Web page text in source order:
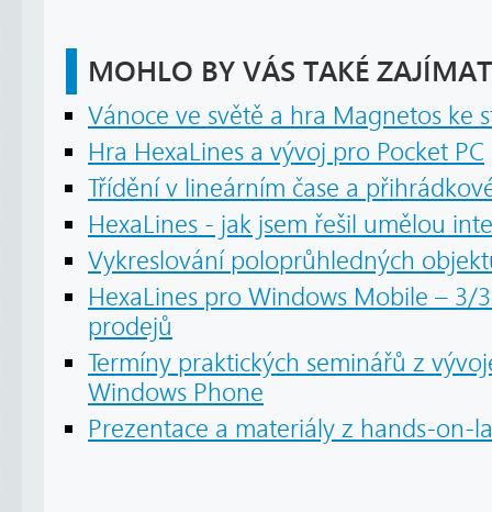
MOHLO BY VÁS TAKÉ ZAJÍMAT
Vánoce ve světě a hra Magnetos ke
Hra HexaLines a vývoj pro Pocket PC
Třídění v lineárním čase a
HexaLines - jak jsem řešil umělou
Vykreslování poloprůhledných
HexaLines pro Windows Mobile – 3/
prodejů
Termíny praktických seminářů z
Windows Phone
Prezentace a materiály z hands-on-